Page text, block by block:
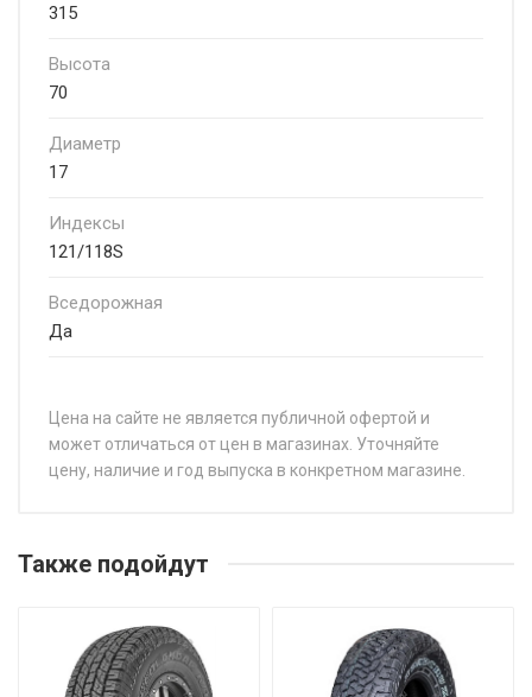
315
Высота
70
Диаметр
17
Индексы
121/118S
Вседорожная
Да
Цена на сайте не является публичной офертой и
может отличаться от цен в магазинах. Уточняйте
цену, наличие и год выпуска в конкретном магазине.
Joyroad RX706 SUV 31/10,5R15 109S
Также подойдут